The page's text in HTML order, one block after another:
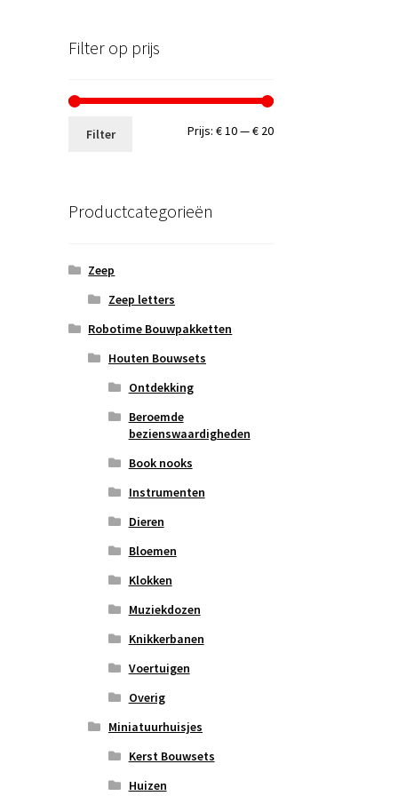
Filter op prijs
Min.
Max.
Filter Prijs: € 10—€ 20
Productcategorieën
Zeep
Zeep letters
Robotime Bouwpakketten
Houten Bouwsets
Ontdekking
Beroemde
bezienswaardigheden
Book nooks
Instrumenten
Dieren
Bloemen
Klokken
Muziekdozen
Knikkerbanen
Voertuigen
Overig
Miniatuurhuisjes
Kerst Bouwsets
Huizen